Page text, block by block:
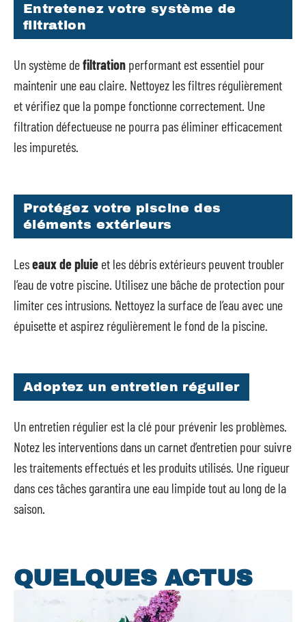
Entretenez votre système de
filtration
Un système defiltration performant est essentiel pour
maintenir une eau claire. Nettoyez les filtres régulièrement
et vérifiez que la pompe fonctionne correctement. Une
filtration défectueuse ne pourra pas éliminer efficacement
les impuretés.
Protégez votre piscine des
éléments extérieurs
Leseaux de pluie et les débris extérieurs peuvent troubler
l’eau de votre piscine. Utilisez une bâche de protection pour
limiter ces intrusions. Nettoyez la surface de l’eau avec une
épuisette et aspirez régulièrement le fond de la piscine.
Adoptez un entretien régulier
Un entretien régulier est la clé pour prévenir les problèmes.
Notez les interventions dans un carnet d’entretien pour suivre
les traitements effectués et les produits utilisés. Une rigueur
dans ces tâches garantira une eau limpide tout au long de la
saison.
QUELQUES ACTUS